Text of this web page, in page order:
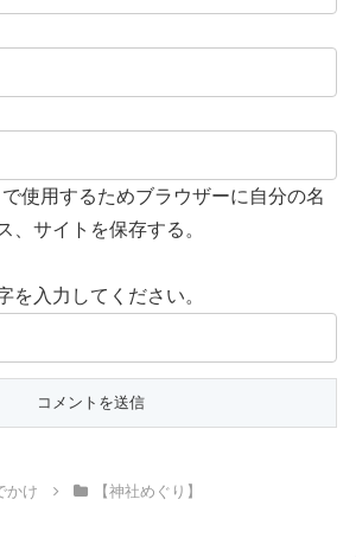
使用するためブラウザーに自分の名
、サイトを保存する。
を入力してください。
かけ 【神社めぐり】